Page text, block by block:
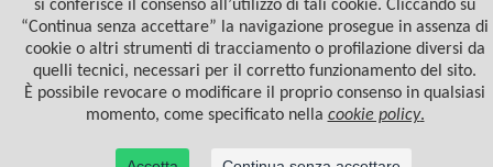
si conferisce il consenso all’utilizzo di tali cookie. Cliccando su
“Continua senza accettare” la navigazione prosegue in assenza di
cookie o altri strumenti di tracciamento o profilazione diversi da
quelli tecnici, necessari per il corretto funzionamento del sito.
È possibile revocare o modificare il proprio consenso in qualsiasi
momento, come specificato nella cookie policy.